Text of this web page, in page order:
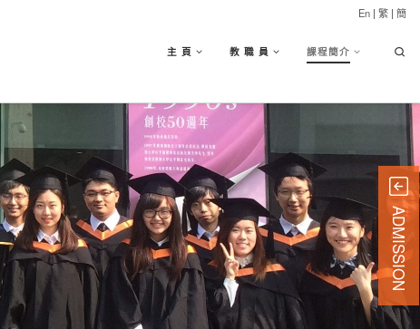
主 頁 教 職 員 課程簡介
En | 繁 | 簡
ADMISSION